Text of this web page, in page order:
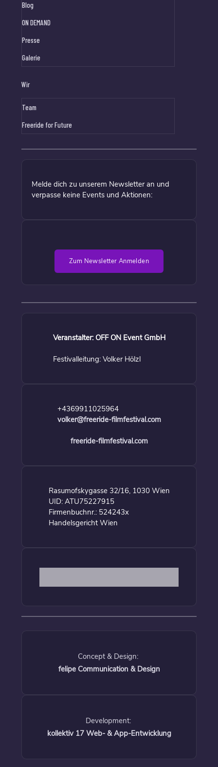
Blog
ON DEMAND
Presse
Galerie
Wir
Team
Freeride for Future
Melde dich zu unserem Newsletter an und
verpasse keine Events und Aktionen:
Zum Newsletter Anmelden
Veranstalter: OFF ON Event GmbH
Festivalleitung: Volker Hölzl
+4369911025964
volker@freeride-filmfestival.com
freeride-filmfestival.com
Rasumofskygasse 32/16, 1030 Wien
UID: ATU75227915
Firmenbuchnr.: 524243x
Handelsgericht Wien
Concept & Design:
felipe Communication & Design
Development:
kollektiv 17 Web- & App-Entwicklung